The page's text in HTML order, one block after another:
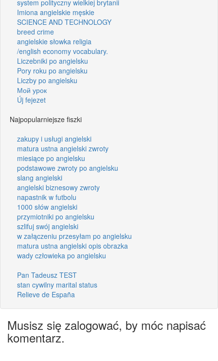
system polityczny wielkiej brytanii
Imiona angielskie męskie
SCIENCE AND TECHNOLOGY
breed crime
angielskie słowka religia
/english economy vocabulary.
Liczebniki po angielsku
Pory roku po angielsku
Liczby po angielsku
Мой урок
Új fejezet
Najpopularniejsze fiszki
zakupy i usługi angielski
matura ustna angielski zwroty
miesiące po angielsku
podstawowe zwroty po angielsku
slang angielski
angielski biznesowy zwroty
napastnik w futbolu
1000 słów angielski
przymiotniki po angielsku
szlifuj swój angielski
w załączeniu przesyłam po angielsku
matura ustna angielski opis obrazka
wady człowieka po angielsku
Pan Tadeusz TEST
stan cywilny marital status
Relieve de España
Musisz się zalogować, by móc napisać
komentarz.